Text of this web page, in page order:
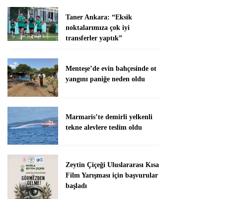
Taner Ankara: “Eksik
noktalarımıza çok iyi
transferler yaptık”
Menteşe’de evin bahçesinde ot
yangını paniğe neden oldu
Marmaris’te demirli yelkenli
tekne alevlere teslim oldu
Zeytin Çiçeği Uluslararası Kısa
Film Yarışması için başvurular
başladı